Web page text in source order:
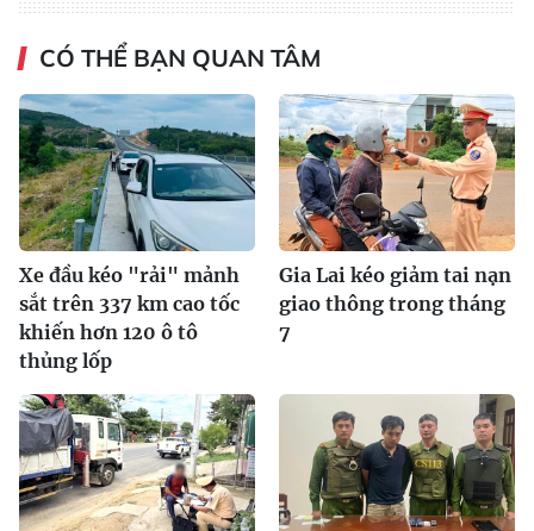
CÓ THỂ BẠN QUAN TÂM
Xe đầu kéo "rải" mảnh
sắt trên 337 km cao tốc
khiến hơn 120 ô tô
thủng lốp
Gia Lai kéo giảm tai nạn
giao thông trong tháng
7